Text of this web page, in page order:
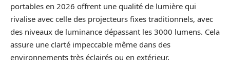
portables en 2026 offrent une qualité de lumière qui
rivalise avec celle des projecteurs fixes traditionnels, avec
des niveaux de luminance dépassant les 3000 lumens. Cela
assure une clarté impeccable même dans des
environnements très éclairés ou en extérieur.